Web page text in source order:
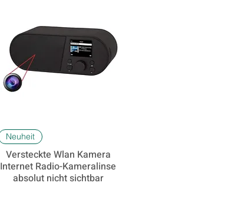
Schnellansicht
Neuheit
Versteckte Wlan Kamera
Internet Radio-Kameralinse
absolut nicht sichtbar